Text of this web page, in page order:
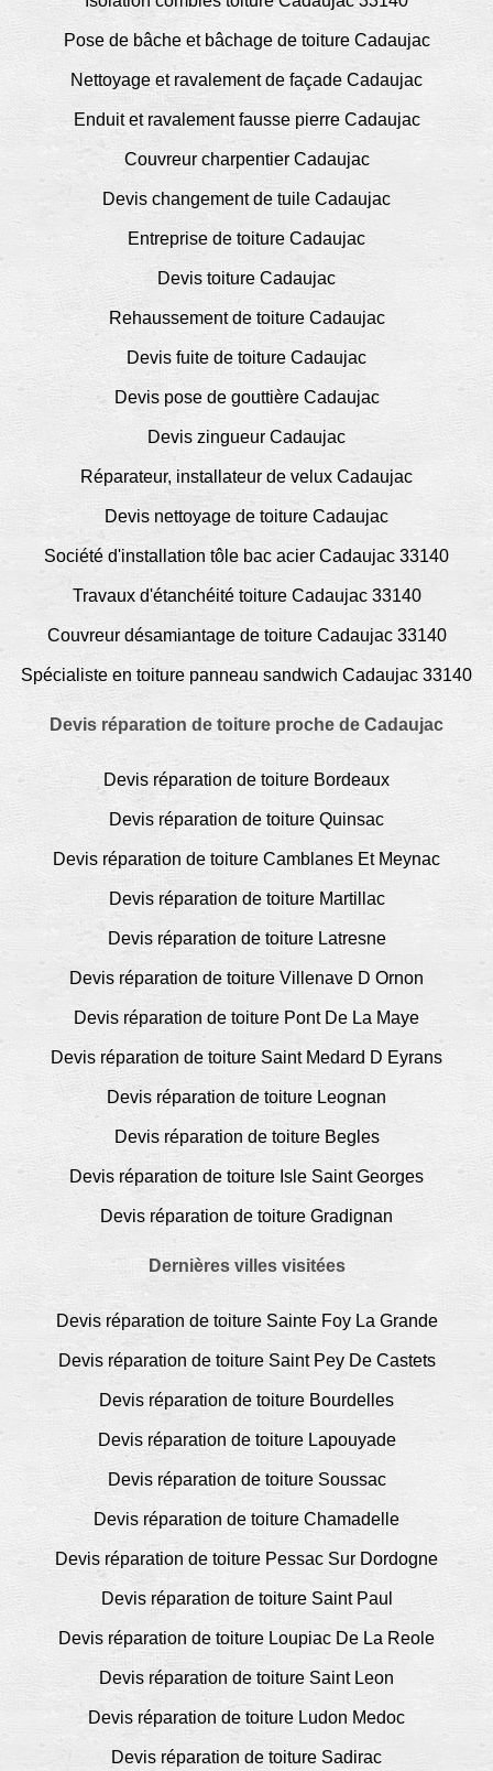
Pose de bâche et bâchage de toiture Cadaujac
Nettoyage et ravalement de façade Cadaujac
Enduit et ravalement fausse pierre Cadaujac
Couvreur charpentier Cadaujac
Devis changement de tuile Cadaujac
Entreprise de toiture Cadaujac
Devis toiture Cadaujac
Rehaussement de toiture Cadaujac
Devis fuite de toiture Cadaujac
Devis pose de gouttière Cadaujac
Devis zingueur Cadaujac
Réparateur, installateur de velux Cadaujac
Devis nettoyage de toiture Cadaujac
Société d'installation tôle bac acier Cadaujac 33140
Travaux d'étanchéité toiture Cadaujac 33140
Couvreur désamiantage de toiture Cadaujac 33140
Spécialiste en toiture panneau sandwich Cadaujac 33140
Devis réparation de toiture proche de Cadaujac
Devis réparation de toiture Bordeaux
Devis réparation de toiture Quinsac
Devis réparation de toiture Camblanes Et Meynac
Devis réparation de toiture Martillac
Devis réparation de toiture Latresne
Devis réparation de toiture Villenave D Ornon
Devis réparation de toiture Pont De La Maye
Devis réparation de toiture Saint Medard D Eyrans
Devis réparation de toiture Leognan
Devis réparation de toiture Begles
Devis réparation de toiture Isle Saint Georges
Devis réparation de toiture Gradignan
Dernières villes visitées
Devis réparation de toiture Sainte Foy La Grande
Devis réparation de toiture Saint Pey De Castets
Devis réparation de toiture Bourdelles
Devis réparation de toiture Lapouyade
Devis réparation de toiture Soussac
Devis réparation de toiture Chamadelle
Devis réparation de toiture Pessac Sur Dordogne
Devis réparation de toiture Saint Paul
Devis réparation de toiture Loupiac De La Reole
Devis réparation de toiture Saint Leon
Devis réparation de toiture Ludon Medoc
Devis réparation de toiture Sadirac